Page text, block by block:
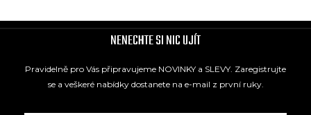
NENECHTE SI NIC UJÍT
Pravidelně pro Vás připravujeme NOVINKY a SLEVY. Zaregistrujte
se a veškeré nabídky dostanete na e-mail z první ruky.